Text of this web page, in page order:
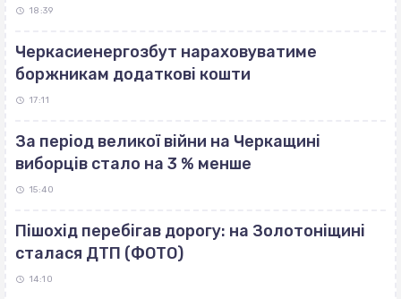
18:39
Черкасиенергозбут нараховуватиме
боржникам додаткові кошти
17:11
За період великої війни на Черкащині
виборців стало на 3 % менше
15:40
Пішохід перебігав дорогу: на Золотоніщині
сталася ДТП (ФОТО)
14:10